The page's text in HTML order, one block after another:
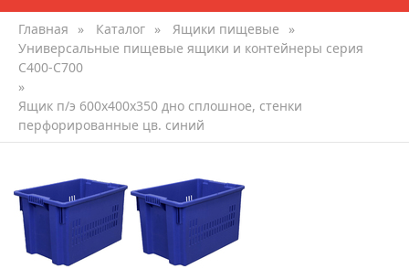
Главная » Каталог » Ящики пищевые
»
Универсальные пищевые ящики и контейнеры серия
C400-С700
»
Ящик п/э 600х400х350 дно сплошное, стенки
перфорированные цв. синий